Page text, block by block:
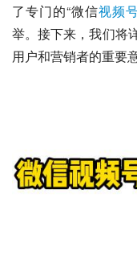
了专门的“微信视频
举。接下来，我们将
用户和营销者的重要意